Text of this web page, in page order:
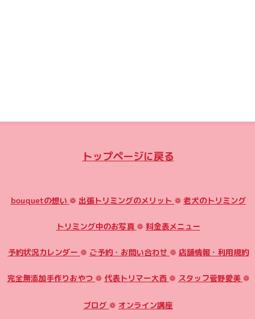
トップページに戻る
bouquetの想い ❁ 出張トリミングのメリット ❁ 老犬のトリミング
トリミング中のお写真 ❁ 料金表メニュー
予約状況カレンダー ❁ ご予約・お問い合わせ ❁ 店舗情報・利用規約
完全無添加手作りおやつ ❁ 代表トリマー大西 ❁ スタッフ菅野愛美 ❁
ブログ ❁ オンライン講座